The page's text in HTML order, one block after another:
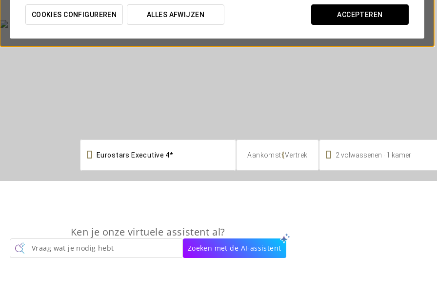
COOKIES CONFIGUREREN ALLES AFWIJZEN ACCEPTEREN
BARCELONA - BARBERÀ DEL VALLÈS
 Aankomst{Vertrek  2 volwassenen 1 kamer
Ken je onze virtuele assistent al?
Vraag wat je nodig hebt Zoeken met de AI-assistent